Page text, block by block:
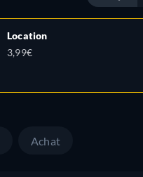
Location
3,99€
Achat